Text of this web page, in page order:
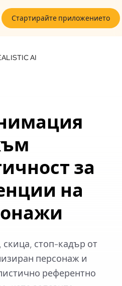
Стартирайте приложението
AI
за
на
стоп-кадър от
персонаж и
референтно